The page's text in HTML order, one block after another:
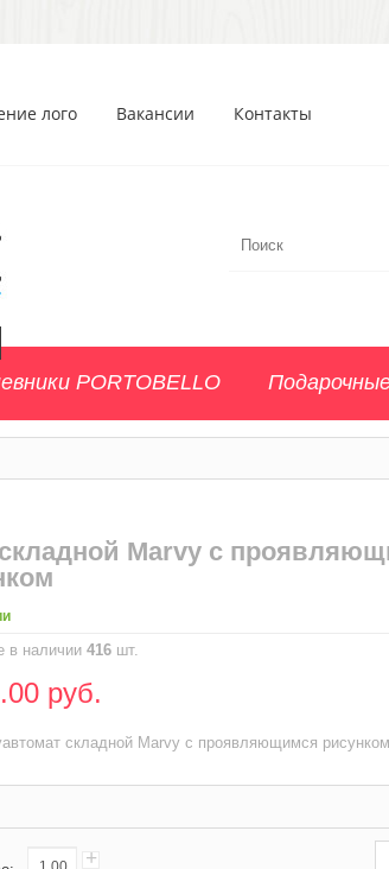
лого Вакансии Контакты
PORTOBELLO
Marvy с
в наличии416 шт.
руб.
складной Marvy с проявляющимся
+